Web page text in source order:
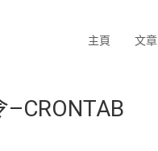
主頁 文章